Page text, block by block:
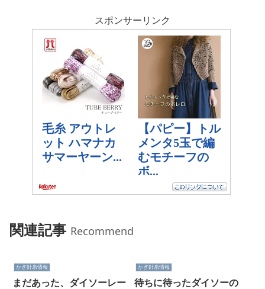
スポンサーリンク
関連記事 Recommend
かぎ針糸情報
まだあった、ダイソーレー
かぎ針糸情報
待ちに待ったダイソーの